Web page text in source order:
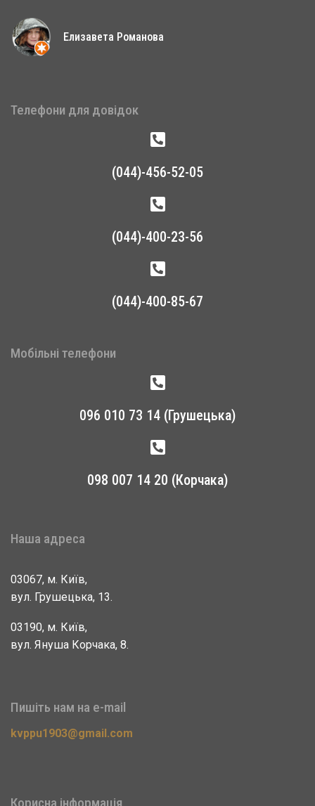
Елизавета Романова
Телефони для довідок
(044)-456-52-05
(044)-400-23-56
(044)-400-85-67
Мобільні телефони
096 010 73 14 (Грушецька)
098 007 14 20 (Корчака)
Наша адреса
03067, м. Київ,
вул. Грушецька, 13.
03190, м. Київ,
вул. Януша Корчака, 8.
Пишіть нам на e-mail
kvppu1903@gmail.com
Корисна інформація